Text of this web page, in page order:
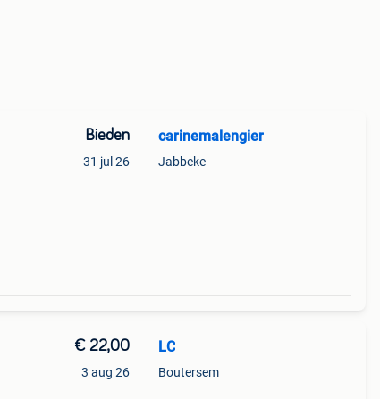
Bieden
31 jul 26
carinemalengier
Jabbeke
€ 22,00
3 aug 26
LC
Boutersem